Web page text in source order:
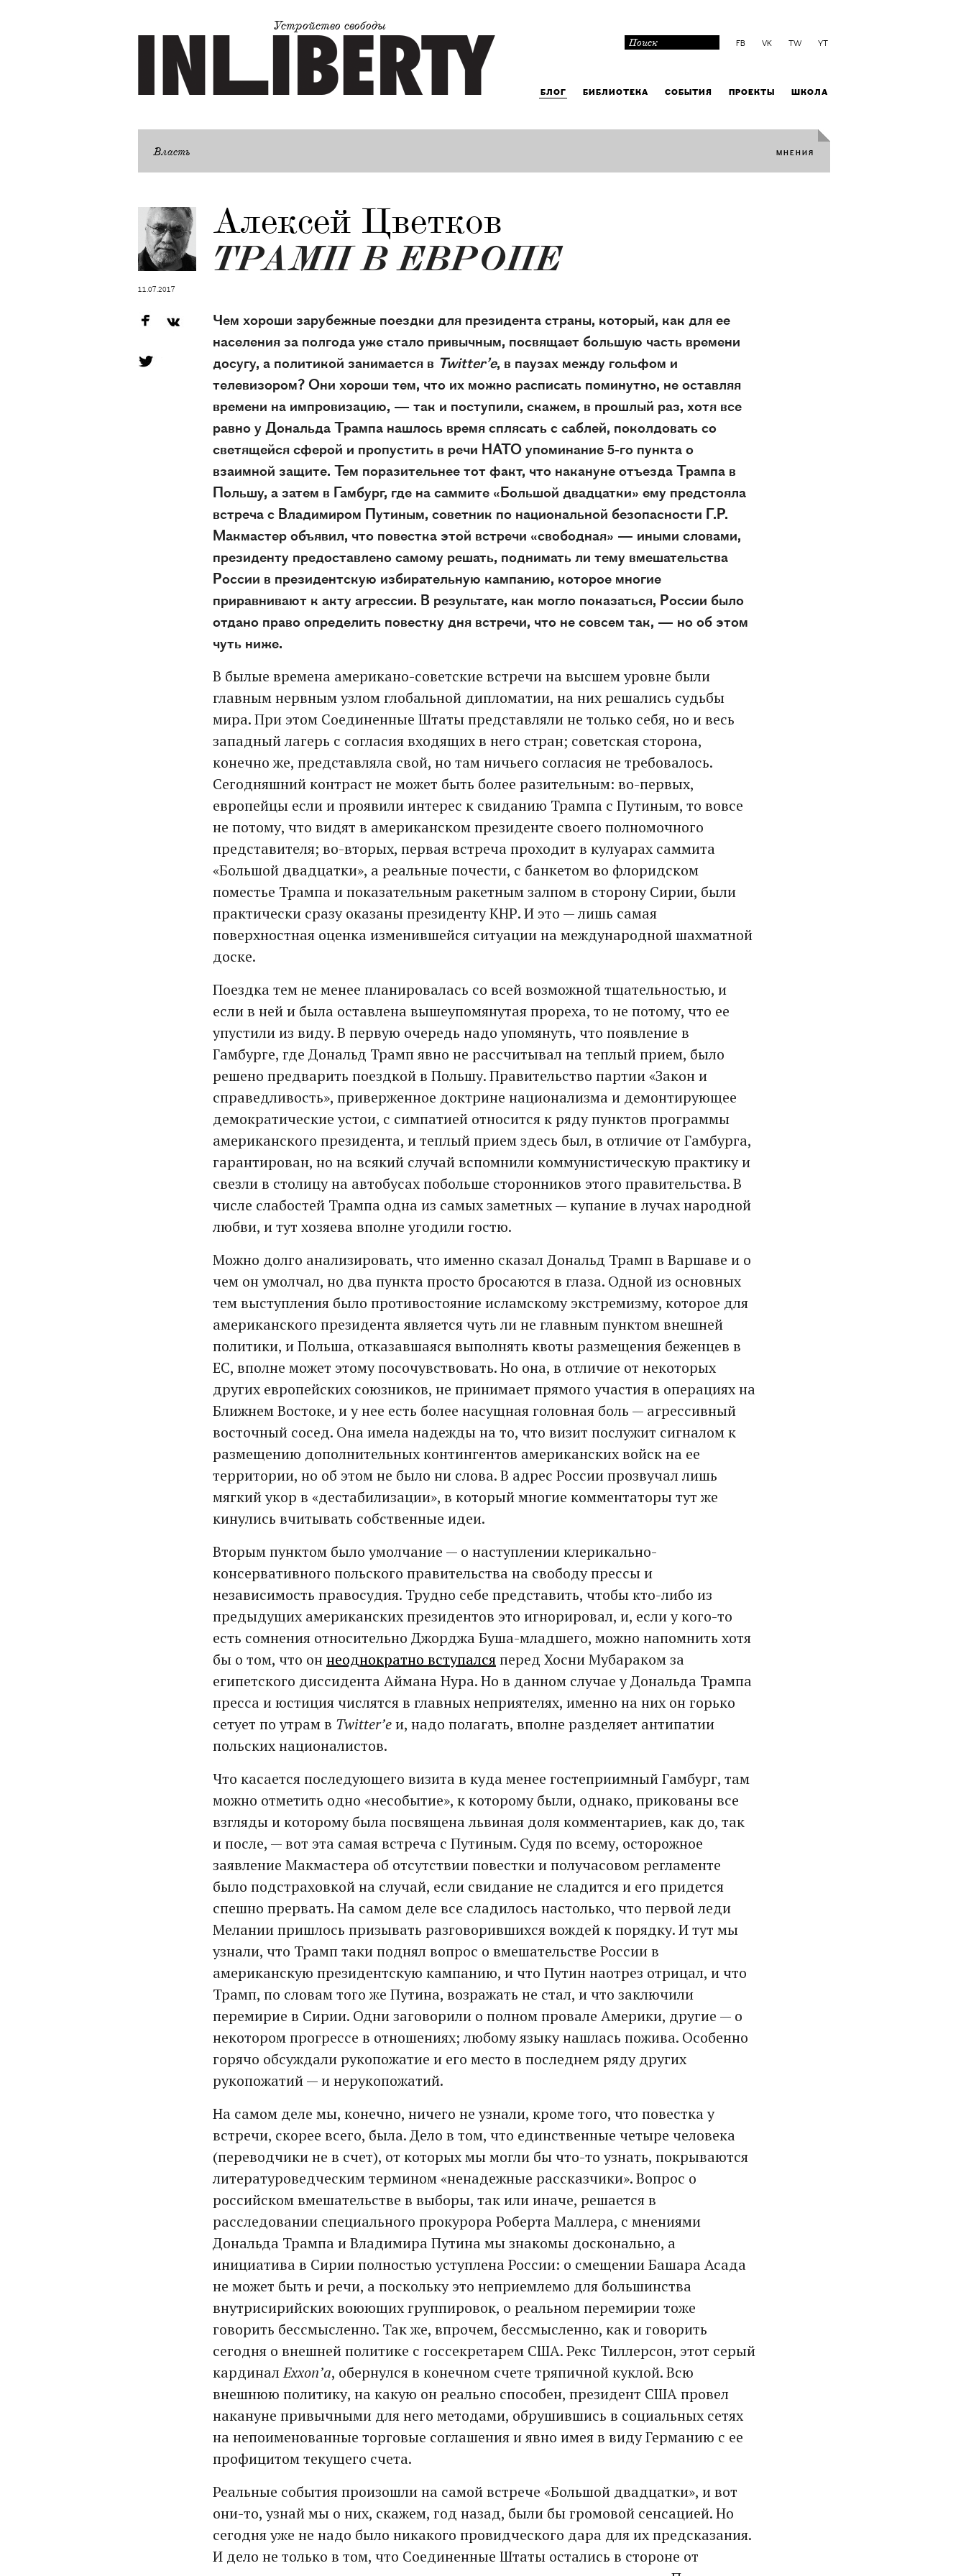
Устройство свободы
FB VK TW YT
БЛОГ БИБЛИОТЕКА СОБЫТИЯ ПРОЕКТЫ ШКОЛА
МНЕНИЯ
Власть
11.07.2017
Алексей Цветков
ТРАМП В ЕВРОПЕ
Чем хороши зарубежные поездки для президента страны, который, как для ее
населения за полгода уже стало привычным, посвящает большую часть времени
досугу, а политикой занимается в Twitter’е, в паузах между гольфом и
телевизором? Они хороши тем, что их можно расписать поминутно, не оставляя
времени на импровизацию, — так и поступили, скажем, в прошлый раз, хотя все
равно у Дональда Трампа нашлось время сплясать с саблей, поколдовать со
светящейся сферой и пропустить в речи НАТО упоминание 5-го пункта о
взаимной защите. Тем поразительнее тот факт, что накануне отъезда Трампа в
Польшу, а затем в Гамбург, где на саммите «Большой двадцатки» ему предстояла
встреча с Владимиром Путиным, советник по национальной безопасности Г.Р.
Макмастер объявил, что повестка этой встречи «свободная» — иными словами,
президенту предоставлено самому решать, поднимать ли тему вмешательства
России в президентскую избирательную кампанию, которое многие
приравнивают к акту агрессии. В результате, как могло показаться, России было
отдано право определить повестку дня встречи, что не совсем так, — но об этом
чуть ниже.
В былые времена американо-советские встречи на высшем уровне были
главным нервным узлом глобальной дипломатии, на них решались судьбы
мира. При этом Соединенные Штаты представляли не только себя, но и весь
западный лагерь с согласия входящих в него стран; советская сторона,
конечно же, представляла свой, но там ничьего согласия не требовалось.
Сегодняшний контраст не может быть более разительным: во-первых,
европейцы если и проявили интерес к свиданию Трампа с Путиным, то вовсе
не потому, что видят в американском президенте своего полномочного
представителя; во-вторых, первая встреча проходит в кулуарах саммита
«Большой двадцатки», а реальные почести, с банкетом во флоридском
поместье Трампа и показательным ракетным залпом в сторону Сирии, были
практически сразу оказаны президенту КНР. И это — лишь самая
поверхностная оценка изменившейся ситуации на международной шахматной
доске.
Поездка тем не менее планировалась со всей возможной тщательностью, и
если в ней и была оставлена вышеупомянутая прореха, то не потому, что ее
упустили из виду. В первую очередь надо упомянуть, что появление в
Гамбурге, где Дональд Трамп явно не рассчитывал на теплый прием, было
решено предварить поездкой в Польшу. Правительство партии «Закон и
справедливость», приверженное доктрине национализма и демонтирующее
демократические устои, с симпатией относится к ряду пунктов программы
американского президента, и теплый прием здесь был, в отличие от Гамбурга,
гарантирован, но на всякий случай вспомнили коммунистическую практику и
свезли в столицу на автобусах побольше сторонников этого правительства. В
числе слабостей Трампа одна из самых заметных — купание в лучах народной
любви, и тут хозяева вполне угодили гостю.
Можно долго анализировать, что именно сказал Дональд Трамп в Варшаве и о
чем он умолчал, но два пункта просто бросаются в глаза. Одной из основных
тем выступления было противостояние исламскому экстремизму, которое для
американского президента является чуть ли не главным пунктом внешней
политики, и Польша, отказавшаяся выполнять квоты размещения беженцев в
ЕС, вполне может этому посочувствовать. Но она, в отличие от некоторых
других европейских союзников, не принимает прямого участия в операциях на
Ближнем Востоке, и у нее есть более насущная головная боль — агрессивный
восточный сосед. Она имела надежды на то, что визит послужит сигналом к
размещению дополнительных контингентов американских войск на ее
территории, но об этом не было ни слова. В адрес России прозвучал лишь
мягкий укор в «дестабилизации», в который многие комментаторы тут же
кинулись вчитывать собственные идеи.
Вторым пунктом было умолчание — о наступлении клерикально-
консервативного польского правительства на свободу прессы и
независимость правосудия. Трудно себе представить, чтобы кто-либо из
предыдущих американских президентов это игнорировал, и, если у кого-то
есть сомнения относительно Джорджа Буша-младшего, можно напомнить хотя
бы о том, что оннеоднократно вступалсяперед Хосни Мубараком за
египетского диссидента Аймана Нура. Но в данном случае у Дональда Трампа
пресса и юстиция числятся в главных неприятелях, именно на них он горько
сетует по утрам в Twitter’еи, надо полагать, вполне разделяет антипатии
польских националистов.
Что касается последующего визита в куда менее гостеприимный Гамбург, там
можно отметить одно «несобытие», к которому были, однако, прикованы все
взгляды и которому была посвящена львиная доля комментариев, как до, так
и после, — вот эта самая встреча с Путиным. Судя по всему, осторожное
заявление Макмастера об отсутствии повестки и получасовом регламенте
было подстраховкой на случай, если свидание не сладится и его придется
спешно прервать. На самом деле все сладилось настолько, что первой леди
Мелании пришлось призывать разговорившихся вождей к порядку. И тут мы
узнали, что Трамп таки поднял вопрос о вмешательстве России в
американскую президентскую кампанию, и что Путин наотрез отрицал, и что
Трамп, по словам того же Путина, возражать не стал, и что заключили
перемирие в Сирии. Одни заговорили о полном провале Америки, другие — о
некотором прогрессе в отношениях; любому языку нашлась пожива. Особенно
горячо обсуждали рукопожатие и его место в последнем ряду других
рукопожатий — и нерукопожатий.
На самом деле мы, конечно, ничего не узнали, кроме того, что повестка у
встречи, скорее всего, была. Дело в том, что единственные четыре человека
(переводчики не в счет), от которых мы могли бы что-то узнать, покрываются
литературоведческим термином «ненадежные рассказчики». Вопрос о
российском вмешательстве в выборы, так или иначе, решается в
расследовании специального прокурора Роберта Маллера, с мнениями
Дональда Трампа и Владимира Путина мы знакомы досконально, а
инициатива в Сирии полностью уступлена России: о смещении Башара Асада
не может быть и речи, а поскольку это неприемлемо для большинства
внутрисирийских воюющих группировок, о реальном перемирии тоже
говорить бессмысленно. Так же, впрочем, бессмысленно, как и говорить
сегодня о внешней политике с госсекретарем США. Рекс Тиллерсон, этот серый
кардиналExxon’а, обернулся в конечном счете тряпичной куклой. Всю
внешнюю политику, на какую он реально способен, президент США провел
накануне привычными для него методами, обрушившись в социальных сетях
на непоименованные торговые соглашения и явно имея в виду Германию с ее
профицитом текущего счета.
Реальные события произошли на самой встрече «Большой двадцатки», и вот
они-то, узнай мы о них, скажем, год назад, были бы громовой сенсацией. Но
сегодня уже не надо было никакого провидческого дара для их предсказания.
И дело не только в том, что Соединенные Штаты остались в стороне от